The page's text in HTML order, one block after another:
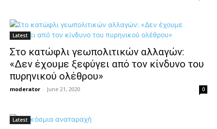
Latest
Στο κατώφλι γεωπολιτικών αλλαγών:
«Δεν έχουμε ξεφύγει από τον κίνδυνο του
πυρηνικού ολέθρου»
moderator - June 21, 2020 0
Latest